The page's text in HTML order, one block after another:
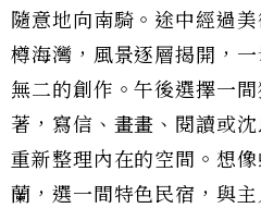
隨意地向南騎。途中經過
樽海灣，風景逐層揭開，
無二的創作。午後選擇一
著，寫信、畫畫、閱讀或
重新整理內在的空間。想
蘭，選一間特色民宿，與